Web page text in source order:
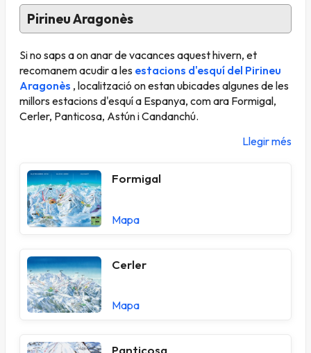
Pirineu Aragonès
Si no saps a on anar de vacances aquest hivern, et
recomanem acudir a les estacions d'esquí del Pirineu
Aragonès , localització on estan ubicades algunes de les
millors estacions d'esquí a Espanya, com ara Formigal,
Cerler, Panticosa, Astún i Candanchú.
Llegir més
Formigal
Mapa
Cerler
Mapa
Panticosa